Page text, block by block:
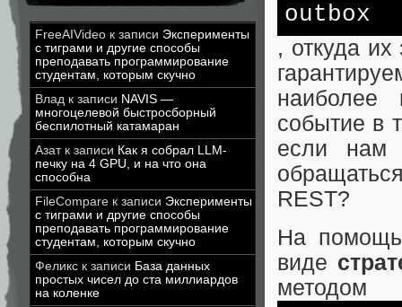
FreeAIVideo к записи Эксперименты
с тиграми и другие способы
преподавать программирование
студентам, которым скучно
Влад к записи NAVIS —
многоцелевой быстросборный
беспилотный катамаран
Азатк записи Как я собрал LLM-
печку на 4 GPU, и на что она
способна
FileCompare к записи Эксперименты
с тиграми и другие способы
преподавать программирование
студентам, которым скучно
Феликс к записи База данных
простых чисел до ста миллиардов
на коленке
outbox
, откуда
наиболее
событие в
если нам
REST?
На помощь
виде
методом